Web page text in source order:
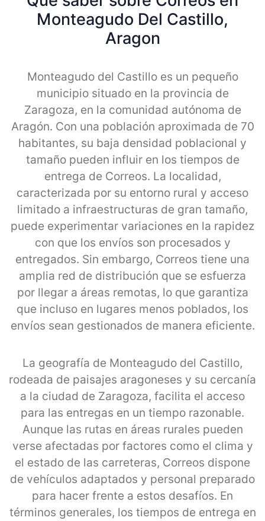
Monteagudo Del Castillo,
Aragon
Monteagudo del Castillo es un pequeño
municipio situado en la provincia de
Zaragoza, en la comunidad autónoma de
Aragón. Con una población aproximada de 70
habitantes, su baja densidad poblacional y
tamaño pueden influir en los tiempos de
entrega de Correos. La localidad,
caracterizada por su entorno rural y acceso
limitado a infraestructuras de gran tamaño,
puede experimentar variaciones en la rapidez
con que los envíos son procesados y
entregados. Sin embargo, Correos tiene una
amplia red de distribución que se esfuerza
por llegar a áreas remotas, lo que garantiza
que incluso en lugares menos poblados, los
envíos sean gestionados de manera eficiente.
La geografía de Monteagudo del Castillo,
rodeada de paisajes aragoneses y su cercanía
a la ciudad de Zaragoza, facilita el acceso
para las entregas en un tiempo razonable.
Aunque las rutas en áreas rurales pueden
verse afectadas por factores como el clima y
el estado de las carreteras, Correos dispone
de vehículos adaptados y personal preparado
para hacer frente a estos desafíos. En
términos generales, los tiempos de entrega en